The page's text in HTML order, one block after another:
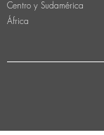
Centro y Sudamérica
África